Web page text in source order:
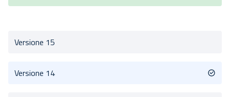
Versione 15
Versione 14